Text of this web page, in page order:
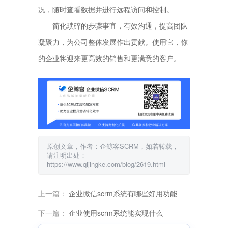
况，随时查看数据并进行远程访问和控制。
简化琐碎的步骤事宜，有效沟通，提高团队
凝聚力，为公司整体发展作出贡献。使用它，你
的企业将迎来更高效的销售和更满意的客户。
原创文章，作者：企鲸客SCRM，如若转载，
请注明出处：
https://www.qijingke.com/blog/2619.html
上一篇： 企业微信scrm系统有哪些好用功能
下一篇： 企业使用scrm系统能实现什么